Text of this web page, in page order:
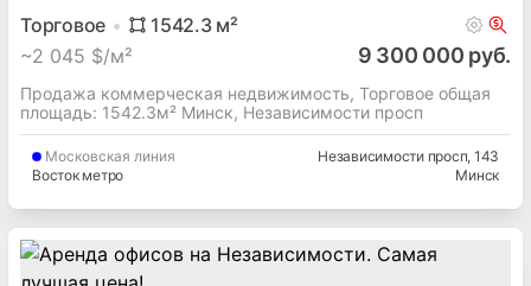
Торговое 1542.3м²
~2 045 $/м² 9 300 000 руб.
Продажа коммерческая недвижимость, Торговое общая
площадь: 1542.3м² Минск, Независимости просп
Московская линия
Восток метро
Независимости просп, 143
Минск